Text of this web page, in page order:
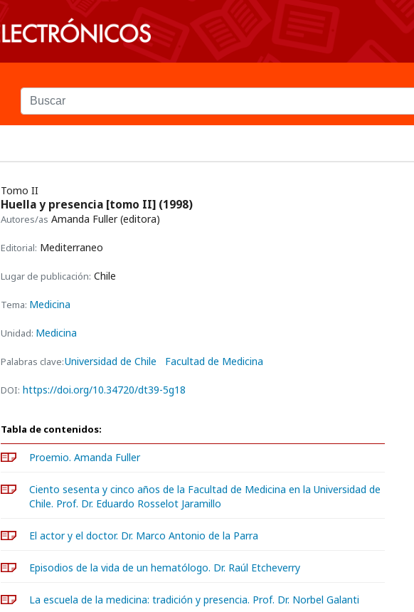
Tomo II
Huella y presencia [tomo II] (1998)
Autores/as Amanda Fuller (editora)
Editorial: Mediterraneo
Lugar de publicación: Chile
Tema: Medicina
Unidad: Medicina
Palabras clave:Universidad de Chile Facultad de Medicina
DOI: https://doi.org/10.34720/dt39-5g18
Tabla de contenidos:
Proemio. Amanda Fuller
Ciento sesenta y cinco años de la Facultad de Medicina en la Universidad de
Chile. Prof. Dr. Eduardo Rosselot Jaramillo
El actor y el doctor. Dr. Marco Antonio de la Parra
Episodios de la vida de un hematólogo. Dr. Raúl Etcheverry
La escuela de la medicina: tradición y presencia. Prof. Dr. Norbel Galanti